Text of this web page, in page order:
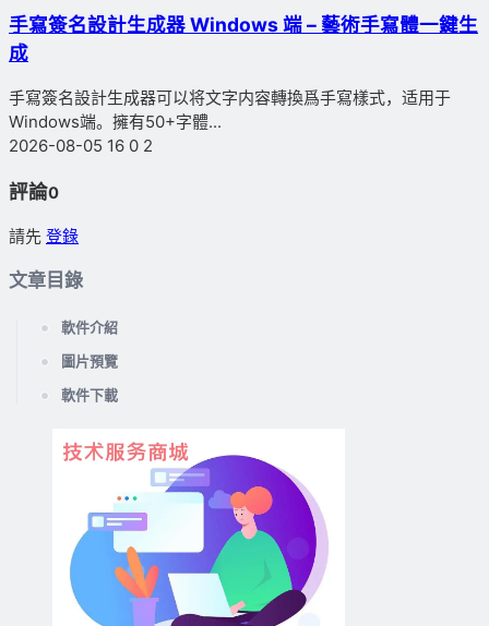
手寫簽名設計生成器 Windows 端 – 藝術手寫體一鍵生
成
手寫簽名設計生成器可以将文字内容轉換爲手寫樣式，适用于
Windows端。擁有50+字體...
2026-08-05 16 0 2
評論0
請先 登錄
文章目錄
軟件介紹
圖片預覽
軟件下載